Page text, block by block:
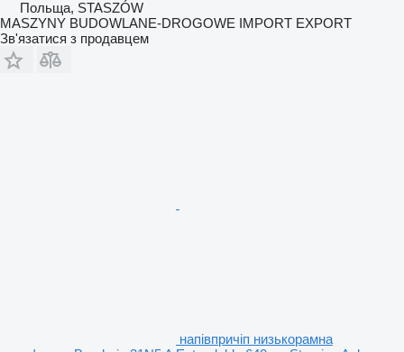
Польща, STASZÓW
MASZYNY BUDOWLANE-DROGOWE IMPORT EXPORT
Зв'язатися з продавцем
напівпричіп низькорамна